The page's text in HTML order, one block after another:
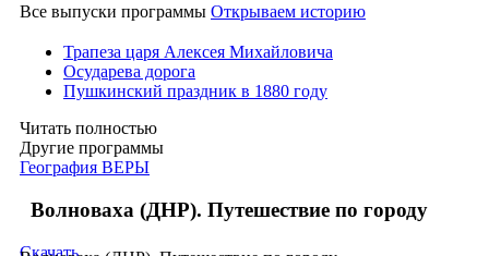
Все выпуски программы Открываем историю
Трапеза царя Алексея Михайловича
Осударева дорога
Пушкинский праздник в 1880 году
Читать полностью
Другие программы
География ВЕРЫ
Волноваха (ДНР). Путешествие по городу
Скачать